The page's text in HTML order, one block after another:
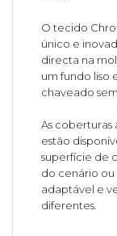
O tecido
único e
directa na
um fundo liso
chaveado
As coberturas
estão
superfície de
do cenário
adaptável e
diferentes.